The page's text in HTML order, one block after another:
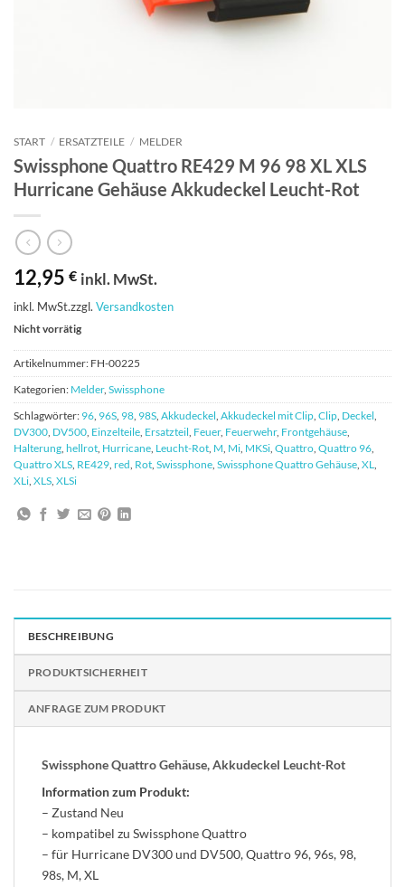
START / ERSATZTEILE / MELDER
Swissphone Quattro RE429 M 96 98 XL XLS
Hurricane Gehäuse Akkudeckel Leucht-Rot
12,95 € inkl. MwSt.
inkl. MwSt.zzgl. Versandkosten
Nicht vorrätig
Artikelnummer: FH-00225
Kategorien: Melder, Swissphone
Schlagwörter: 96 96S 98 98S Akkudeckel Akkudeckel mit Clip Clip Deckel
DV300 DV500 Einzelteile Ersatzteil Feuer, Feuerwehr, Frontgehäuse
Halterung hellrot Hurricane Leucht-Rot M Mi MKSi Quattro Quattro 96
Quattro XLS RE429 red Rot Swissphone Swissphone Quattro Gehäuse XL
XLi XLS XLSi
BESCHREIBUNG
PRODUKTSICHERHEIT
ANFRAGE ZUM PRODUKT
Swissphone Quattro Gehäuse, Akkudeckel Leucht-Rot
Information zum Produkt:
– Zustand Neu
– kompatibel zu Swissphone Quattro
– für Hurricane DV300 und DV500, Quattro 96, 96s, 98,
98s, M, XL